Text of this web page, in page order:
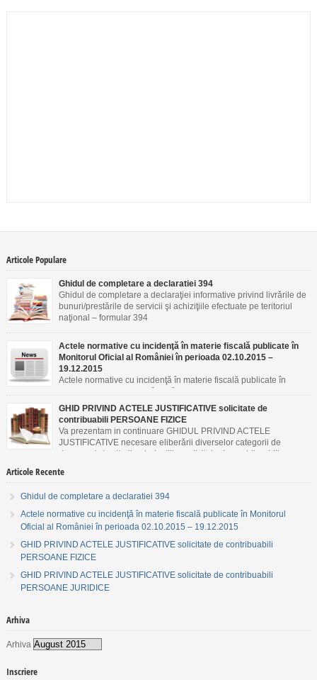
Articole Populare
Ghidul de completare a declaratiei 394
Ghidul de completare a declaraţiei informative privind livrările de
bunuri/prestările de servicii şi achiziţiile efectuate pe teritoriul
naţional – formular 394
Actele normative cu incidenţă în materie fiscală publicate în
Monitorul Oficial al României în perioada 02.10.2015 –
19.12.2015
Actele normative cu incidenţă în materie fiscală publicate în
GHID PRIVIND ACTELE JUSTIFICATIVE solicitate de
contribuabili PERSOANE FIZICE
Va prezentam in continuare GHIDUL PRIVIND ACTELE
JUSTIFICATIVE necesare eliberării diverselor categorii de
documente/emiterii autorizaţiilor solicitate de contribuabili
Articole Recente
Ghidul de completare a declaratiei 394
Actele normative cu incidenţă în materie fiscală publicate în Monitorul
Oficial al României în perioada 02.10.2015 – 19.12.2015
GHID PRIVIND ACTELE JUSTIFICATIVE solicitate de contribuabili
PERSOANE FIZICE
GHID PRIVIND ACTELE JUSTIFICATIVE solicitate de contribuabili
PERSOANE JURIDICE
Arhiva
Arhiva
Inscriere